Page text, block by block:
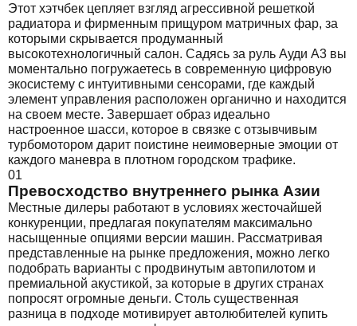
Этот хэтчбек цепляет взгляд агрессивной решеткой
радиатора и фирменным прищуром матричных фар, за
которыми скрывается продуманный
высокотехнологичный салон. Садясь за руль Ауди А3 вы
моментально погружаетесь в современную цифровую
экосистему с интуитивными сенсорами, где каждый
элемент управления расположен органично и находится
на своем месте. Завершает образ идеально
настроенное шасси, которое в связке с отзывчивым
турбомотором дарит поистине неимоверные эмоции от
каждого маневра в плотном городском трафике.
01
Превосходство внутреннего рынка Азии
Местные дилеры работают в условиях жесточайшей
конкуренции, предлагая покупателям максимально
насыщенные опциями версии машин. Рассматривая
представленные на рынке предложения, можно легко
подобрать варианты с продвинутым автопилотом и
премиальной акустикой, за которые в других странах
попросят огромные деньги. Столь существенная
разница в подходе мотивирует автолюбителей купить